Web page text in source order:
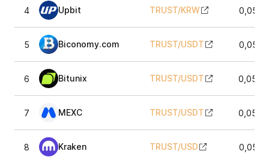
4 Upbit TRUST/KRW
5 Biconomy.com TRUST/USDT
6 Bitunix TRUST/USDT
7 MEXC TRUST/USDT
8 Kraken TRUST/USD